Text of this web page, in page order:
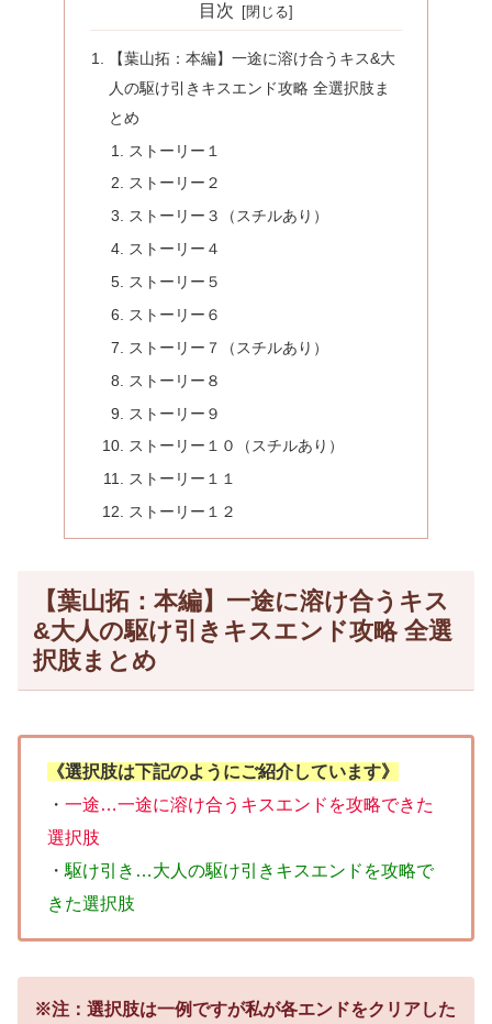
目次
【葉山拓：本編】一途に溶け合うキス&大
人の駆け引きキスエンド攻略 全選択肢ま
とめ
ストーリー１
ストーリー２
ストーリー３（スチルあり）
ストーリー４
ストーリー５
ストーリー６
ストーリー７（スチルあり）
ストーリー８
ストーリー９
ストーリー１０（スチルあり）
ストーリー１１
ストーリー１２
【葉山拓：本編】一途に溶け合うキス
&大人の駆け引きキスエンド攻略 全選
択肢まとめ
《選択肢は下記のようにご紹介しています》
・ 一途…一途に溶け合うキスエンドを攻略できた
選択肢
・ 駆け引き…大人の駆け引きキスエンドを攻略で
きた選択肢
※注：選択肢は一例ですが私が各エンドをクリアした